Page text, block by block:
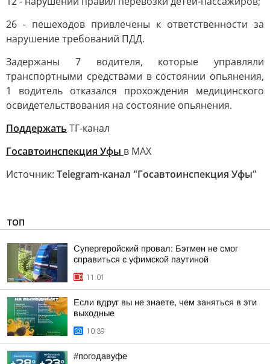
26 - пешеходов привлечены к ответственности за
нарушение требований ПДД.
Задержаны 7 водителя, которые управляли
транспортными средствами в состоянии опьянения,
1 водитель отказался прохождения медицинского
освидетельствования на состояние опьянения.
Поддержать ТГ-канал
Госавтоинспекция Уфы в MAX
Источник: Telegram-канал "Госавтоинспекция Уфы"
ТОП
Супергеройский провал: Бэтмен не смог
справиться с уфимской паутиной
11:01
Если вдруг вы не знаете, чем заняться в эти
выходные
10:39
#погодавуфе